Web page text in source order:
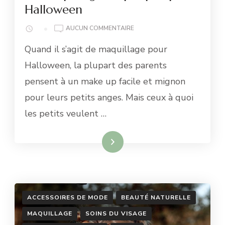
Halloween
AUCUN COMMENTAIRE3
SIMPLES
RÉALISER
UN
DE
Quand il s’agit de maquillage pour
Halloween, la plupart des parents
pensent à un make up facile et mignon
pour leurs petits anges. Mais ceux à quoi
les petits veulent …
Lire la suite
ACCESSOIRES DE MODE
BEAUTÉ NATURELLE
MAQUILLAGE
SOINS DU VISAGE